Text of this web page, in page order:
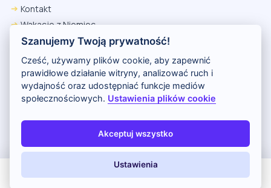
Kontakt
Wakacje z Niemiec
Polityka Prywatności
Wakacje w Egipcie
Rankingi hoteli
Kontakt i reklama
Polityka prywatności
Copyright (c) 2026 Odkryj Wakacje
Szanujemy Twoją prywatność!
Cześć, używamy plików cookie, aby zapewnić
prawidłowe działanie witryny, analizować ruch i
wydajność oraz udostępniać funkcje mediów
społecznościowych. Ustawienia plików cookie
Akceptuj wszystko
Ustawienia